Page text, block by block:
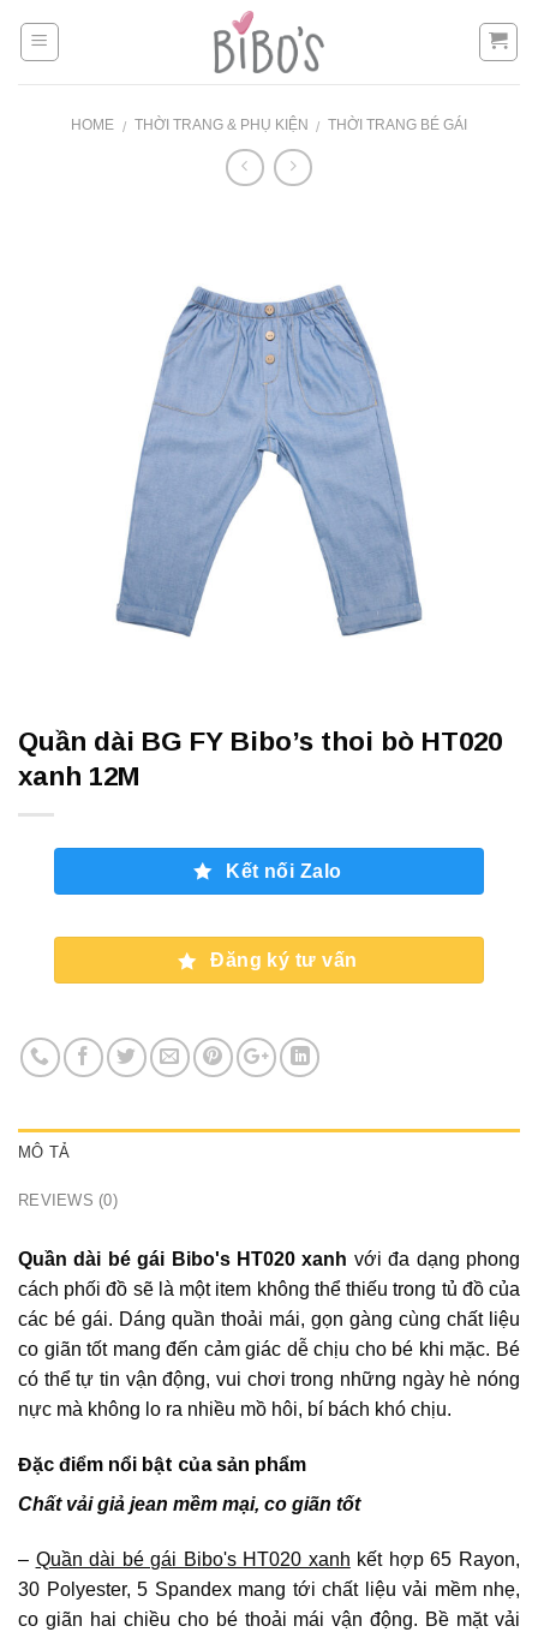
HOME / THỜI TRANG & PHỤ KIỆN / THỜI TRANG BÉ GÁI
Quần dài BG FY Bibo’s thoi bò HT020
xanh 12M
Kết nối Zalo
Đăng ký tư vấn
MÔ TẢ
REVIEWS (0)
Quần dài bé gái Bibo's HT020 xanh với đa dạng phong
cách phối đồ sẽ là một item không thể thiếu trong tủ đồ của
các bé gái. Dáng quần thoải mái, gọn gàng cùng chất liệu
co giãn tốt mang đến cảm giác dễ chịu cho bé khi mặc. Bé
có thể tự tin vận động, vui chơi trong những ngày hè nóng
nực mà không lo ra nhiều mồ hôi, bí bách khó chịu.
Đặc điểm nổi bật của sản phẩm
Chất vải giả jean mềm mại, co giãn tốt
– Quần dài bé gái Bibo's HT020 xanh kết hợp 65 Rayon,
30 Polyester, 5 Spandex mang tới chất liệu vải mềm nhẹ,
co giãn hai chiều cho bé thoải mái vận động. Bề mặt vải